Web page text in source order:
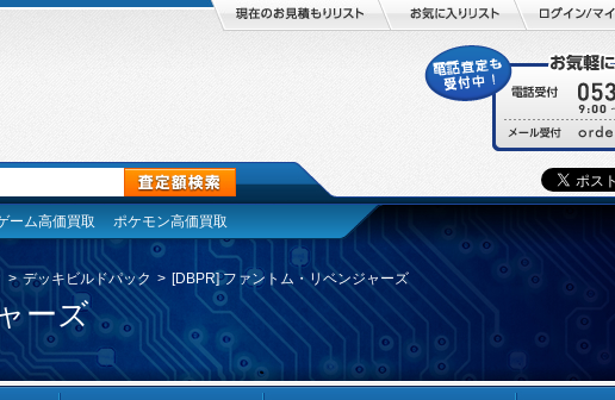
ーム高価買取 ポケモン高価買取
> デッキビルドパック > [DBPR] ファントム・リベンジャーズ
ーズ